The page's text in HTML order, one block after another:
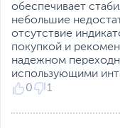
обеспечивает
небольшие
отсутствие
покупкой и
надежном
использующими
0
1